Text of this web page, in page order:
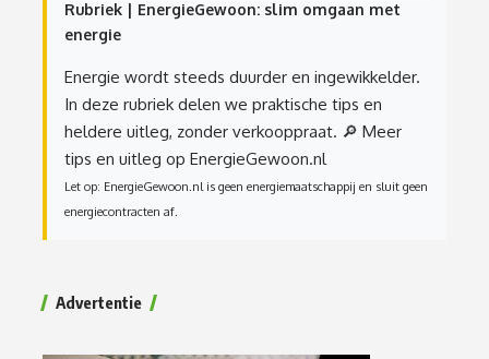
Rubriek | EnergieGewoon: slim omgaan met
energie
Energie wordt steeds duurder en ingewikkelder.
In deze rubriek delen we praktische tips en
heldere uitleg, zonder verkooppraat. 🔎 Meer
tips en uitleg op EnergieGewoon.nl
Let op: EnergieGewoon.nl is geen energiemaatschappij en sluit geen
energiecontracten af.
Advertentie